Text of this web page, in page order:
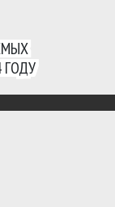
ГОДУ